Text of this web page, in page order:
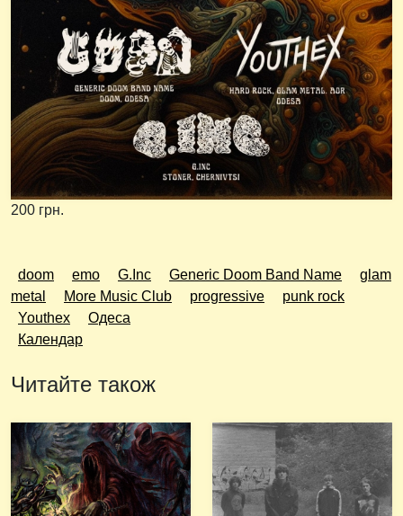
200 грн.
doom emo G.Inc Generic Doom Band Name
glam
metal
More Music Club progressive
punk rock
Youthex
Одеса
Календар
Читайте також